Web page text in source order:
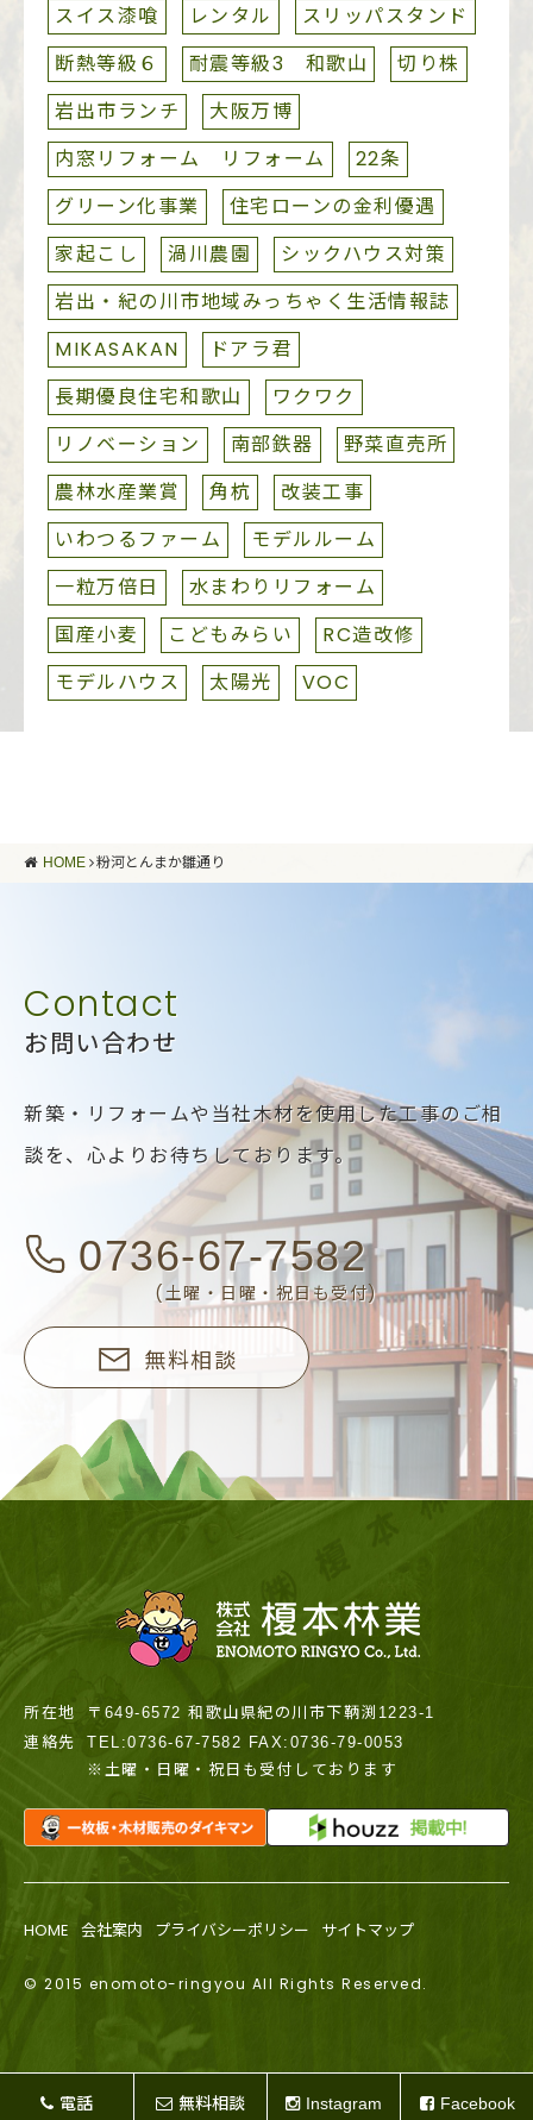
スイス漆喰
レンタル
スリッパスタンド
断熱等級６
耐震等級3 和歌山
切り株
岩出市ランチ
大阪万博
内窓リフォーム リフォーム
22条
グリーン化事業
住宅ローンの金利優遇
家起こし
渦川農園
シックハウス対策
岩出・紀の川市地域みっちゃく生活情報誌
MIKASAKAN
ドアラ君
長期優良住宅和歌山
ワクワク
リノベーション
南部鉄器
野菜直売所
農林水産業賞
角杭
改装工事
いわつるファーム
モデルルーム
一粒万倍日
水まわりリフォーム
国産小麦
こどもみらい
RC造改修
モデルハウス
太陽光 VOC
HOME 粉河とんまか雛通り
お問い合わせ
新築・リフォームや当社木材を使用した工事のご相
談を、 心よりお待ちしております。
0736-67-7582
(土曜・日曜・祝日も受付)
無料相談
所在地
〒649-6572 和歌山県紀の川市下鞆渕1223-1
連絡先
TEL:0736-67-7582 FAX:0736-79-0053
※土曜・日曜・祝日も受付しております
HOME 会社案内 プライバシーポリシー サイトマップ
© 2015 enomoto-ringyou All Rights Reserved.
電話 無料相談 Instagram Facebook